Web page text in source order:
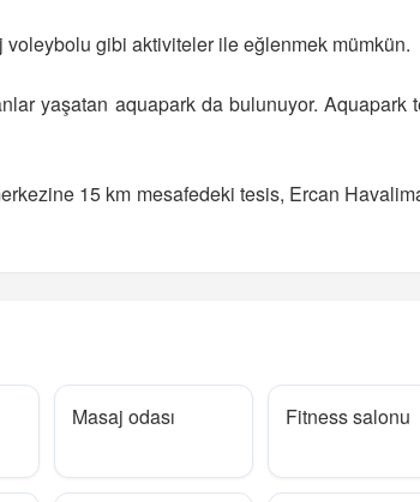
gibi aktiviteler ile eğlenmek mümkün.
yaşatan aquapark da bulunuyor. Aquapark
15 km mesafedeki tesis, Ercan
Masaj odası Fitness salonu